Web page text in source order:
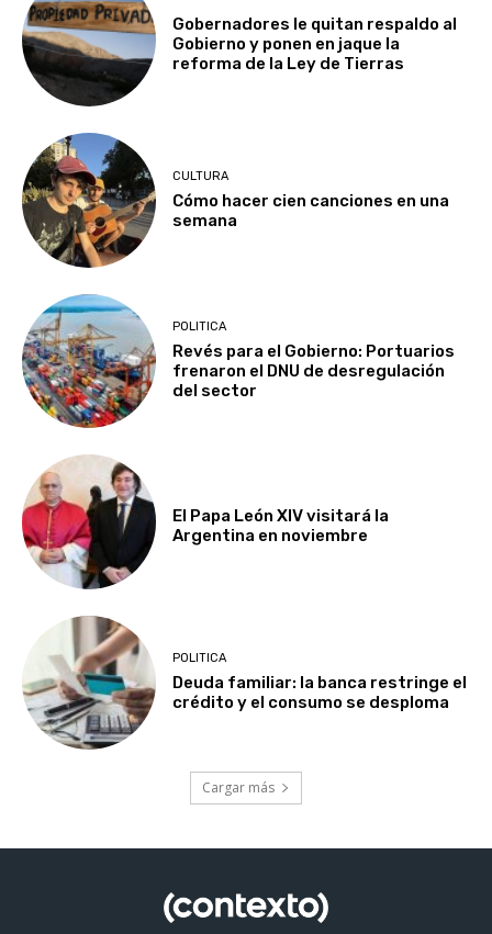
Gobernadores le quitan respaldo al
Gobierno y ponen en jaque la
reforma de la Ley de Tierras
CULTURA
Cómo hacer cien canciones en una
semana
POLITICA
Revés para el Gobierno: Portuarios
frenaron el DNU de desregulación
del sector
El Papa León XIV visitará la
Argentina en noviembre
POLITICA
Deuda familiar: la banca restringe el
crédito y el consumo se desploma
Cargar más